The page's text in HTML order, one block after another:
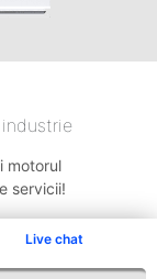
Live chat
motorul
servicii!